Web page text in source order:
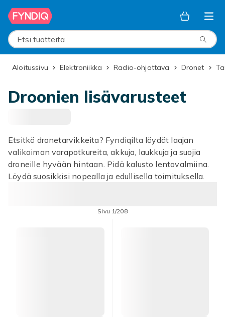
Ohita ja siirry pääsisältöön
Etsi tuotteita
Aloitussivu Elektroniikka Radio-ohjattava Dronet
Droonien lisävarusteet
Etsitkö dronetarvikkeita? Fyndiqilta löydät laajan
valikoiman varapotkureita, akkuja, laukkuja ja suojia
droneille hyvään hintaan. Pidä kalusto lentovalmiina.
Löydä suosikkisi nopealla ja edullisella toimituksella.
Sivu 1/208